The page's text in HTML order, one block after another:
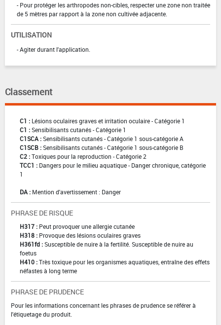
- Pour protéger les arthropodes non-cibles, respecter une zone non traitée
de 5 mètres par rapport à la zone non cultivée adjacente.
UTILISATION
- Agiter durant l'application.
Classement
C1 : Lésions oculaires graves et irritation oculaire - Catégorie 1
C1 :Sensibilisants cutanés - Catégorie 1
C1SCA :Sensibilisants cutanés - Catégorie 1 sous-catégorie A
C1SCB :Sensibilisants cutanés - Catégorie 1 sous-catégorie B
C2 :Toxiques pour la reproduction - Catégorie 2
TCC1 : Dangers pour le milieu aquatique - Danger chronique, catégorie
1
DA : Mention d'avertissement : Danger
PHRASE DE RISQUE
H317 : Peut provoquer une allergie cutanée
H318 : Provoque des lésions oculaires graves
H361fd :Susceptible de nuire à la fertilité. Susceptible de nuire au
foetus
H410 :Très toxique pour les organismes aquatiques, entraîne des effets
néfastes à long terme
PHRASE DE PRUDENCE
Pour les informations concernant les phrases de prudence se référer à
l'étiquetage du produit.